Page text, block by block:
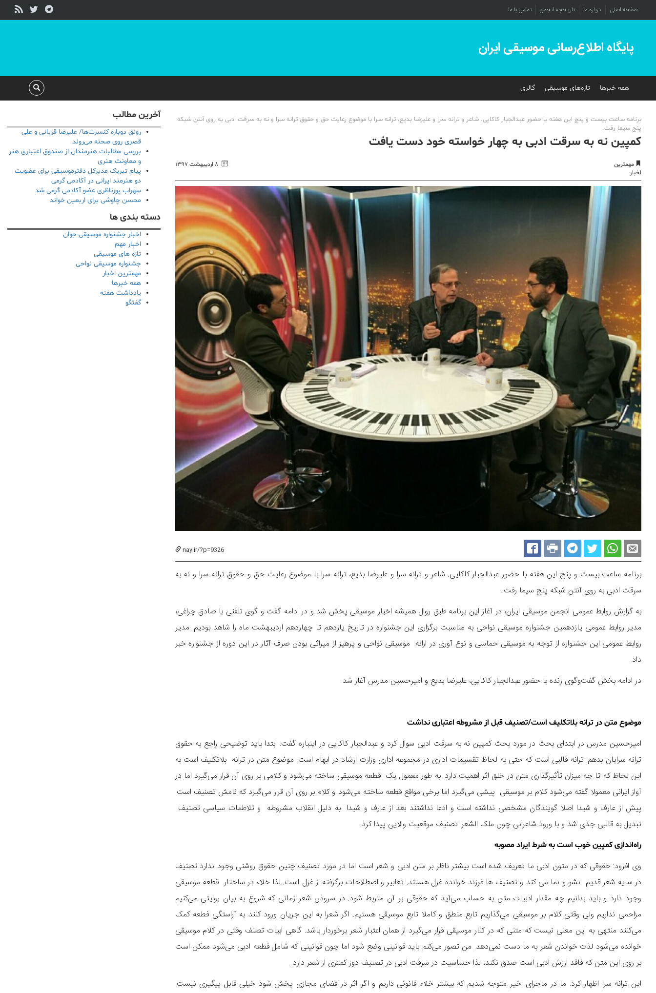
صفحه اصلی درباره ما تاریخچه انجمن تماس با ما
پایگاه اطلاع‌رسانی موسیقی ایران
همه خبرها تازه‌های موسیقی گالری
برنامه ساعت بیست و پنج این هفته با حضور عبدالجبار کاکایی. شاعر و ترانه سرا و علیرضا بدیع، ترانه سرا با موضوع رعایت حق و حقوق ترانه سرا و نه به سرقت ادبی به روی آنتن شبکه
پنج سیما رفت.
کمپین نه به سرقت ادبی به چهار خواسته خود دست یافت
مهمترین
اخبار
۸ اردیبهشت ۱۳۹۷
nay.ir/?p=9326
برنامه ساعت بیست و پنج این هفته با حضور عبدالجبار کاکایی. شاعر و ترانه سرا و علیرضا بدیع، ترانه سرا با موضوع رعایت حق و حقوق ترانه سرا و نه به
سرقت ادبی به روی آنتن شبکه پنج سیما رفت.
به گزارش روابط عمومی انجمن موسیقی ایران، در آغاز این برنامه طبق روال همیشه اخبار موسیقی پخش شد و در ادامه گفت و گوی تلفنی با صادق چراغی،
مدیر روابط عمومی یازدهمین جشنواره موسیقی نواحی به مناسبت برگزاری این جشنواره در تاریخ یازدهم تا چهاردهم اردیبهشت ماه را شاهد بودیم. مدیر
روابط عمومی این جشنواره از توجه به موسیقی حماسی و نوع آوری در ارائه موسیقی نواحی و پرهیز از میراثی بودن صرف آثار در این دوره از جشنواره خبر
داد.
در ادامه بخش گفت‌وگوی زنده با حضور عبدالجبار کاکایی، علیرضا بدیع و امیرحسین مدرس آغاز شد.
موضوع متن در ترانه بلاتکلیف است/تصنیف قبل از مشروطه اعتباری نداشت
امیرحسین مدرس در ابتدای بحث در مورد بحث کمپین نه به سرقت ادبی سوال کرد و عبدالجبار کاکایی در اینباره گفت: ابتدا باید توضیحی راجع به حقوق
ترانه سرایان بدهم. ترانه قالبی است که حتی به لحاظ تقسیمات اداری در مجموعه اداری وزارت ارشاد در ابهام است. موضوع متن در ترانه بلاتکلیف است به
این لحاظ که تا چه میزان تأثیرگذاری متن در خلق اثر اهمیت دارد. به طور معمول یک قطعه موسیقی ساخته می‌شود و کلامی بر روی آن قرار می‌گیرد اما در
آواز ایرانی معمولا گفته می‌شود کلام بر موسیقی پیشی می‌گیرد اما برخی مواقع قطعه ساخته می‌شود و کلام بر روی آن قرار می‌گیرد که نامش تصنیف است.
پیش از عارف و شیدا اصلا گویندگان مشخصی نداشته است و ادعا نداشتند بعد از عارف و شیدا به دلیل انقلاب مشروطه و تلاطمات سیاسی تصنیف
تبدیل به قالبی جدی شد و با ورود شاعرانی چون ملک الشعرا تصنیف موقعیت والایی پیدا کرد.
راه‌اندازی کمپین خوب است به شرط ایراد مصوبه
وی افزود: حقوقی که در متون ادبی ما تعریف شده است بیشتر ناظر بر متن ادبی و شعر است اما در مورد تصنیف چنین حقوق روشنی وجود ندارد تصنیف
در سایه شعر قدیم نشو و نما می کند و تصنیف ها فرزند خوانده غزل هستند. تعابیر و اصطلاحات برگرفته از غزل است. لذا خلاء در ساختار قطعه موسیقی
وجود دارد و باید بدانیم چه مقدار ادبیات متن به حساب می‌آید که حقوقی بر آن متربط شود. در سرودن شعر زمانی که شروع به بیان روایتی می‌کنیم
مزاحمی نداریم ولی وقتی کلام بر موسیقی می‌گذاریم تابع منطق و کاملا تابع موسیقی هستیم. اگر شعرا به این جریان ورود کنند به آراستگی فطعه کمک
می‌کنند منتهی به این معنی نیست که متنی که در کنار موسیقی قرار می‌گیرد از همان اعتبار شعر برخوردار باشد. گاهی ابیات تصنف وقتی در کلام موسیقی
خوانده می‌شود لذت خواندن شعر به ما دست نمی‌دهد. من تصور می‌کنم باید قوانینی وضع شود اما چون قوانینی که شامل قطعه ادبی می‌شود ممکن است
بر روی این متن که فاقد ارزش ادبی است صدق نکند، لذا حساسیت در سرقت ادبی در تصنیف دوز کمتری از شعر دارد.
این ترانه سرا اظهار کرد: ما در ماجرای اخیر متوجه شدیم که بیشتر خلاء قانونی داریم و اگر اثر در فضای مجازی پخش شود خیلی قابل پیگیری نیست.
آخرین مطالب
رونق دوباره کنسرت‌ها/ علیرضا قربانی و علی
قصری روی صحنه می‌روند
بررسی مطالبات هنرمندان از صندوق اعتباری هنر
و معاونت هنری
پیام تبریک مدیرکل دفترموسیقی برای عضویت
دو هنرمند ایرانی در آکادمی گرمی
سهراب پورناظری عضو آکادمی گرمی شد
محسن چاوشی برای اربعین خواند
دسته بندی ها
اخبار جشنواره موسیقی جوان
اخبار مهم
تازه های موسیقی
جشنواره موسیقی نواحی
مهمترین اخبار
همه خبرها
یادداشت هفته
گفتگو